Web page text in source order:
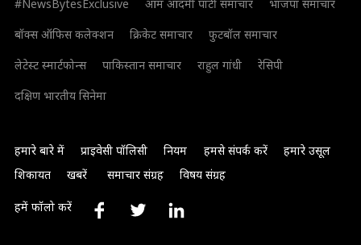
#NewsBytesExclusive
आम आदमी पार्टी समाचार
भाजपा समाचार
बॉक्स ऑफिस कलेक्शन
क्रिकेट समाचार
फुटबॉल समाचार
लेटेस्ट स्मार्टफोन्स
पाकिस्तान समाचार राहुल गांधी
रेसिपी
दक्षिण भारतीय सिनेमा
हमारे बारे में प्राइवेसी पॉलिसी नियम हमसे संपर्क करें
हमारे उसूल
शिकायत
खबरें समाचार संग्रह विषय संग्रह
हमें फॉलो करें